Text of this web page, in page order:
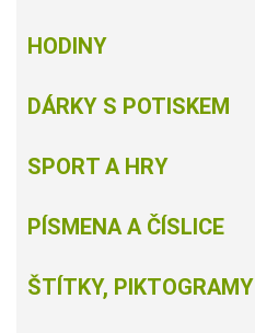
HODINY
DÁRKY S POTISKEM
SPORT A HRY
PÍSMENA A ČÍSLICE
ŠTÍTKY, PIKTOGRAMY